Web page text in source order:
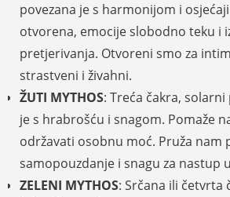
povezana je s harmonijom i
otvorena, emocije slobodno teku i
pretjerivanja. Otvoreni smo za
strastveni i živahni.
ŽUTI MYTHOS: Treća čakra,
je s hrabrošću i snagom. Pomaže
održavati osobnu moć. Pruža nam
samopouzdanje i snagu za nastup
ZELENI MYTHOS: Srčana ili četvrta